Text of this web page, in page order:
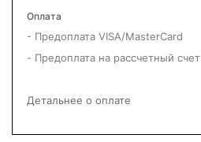
Оплата
- Предоплата VISA/MasterCard
- Предоплата на рассчетный счет
Детальнее о оплате